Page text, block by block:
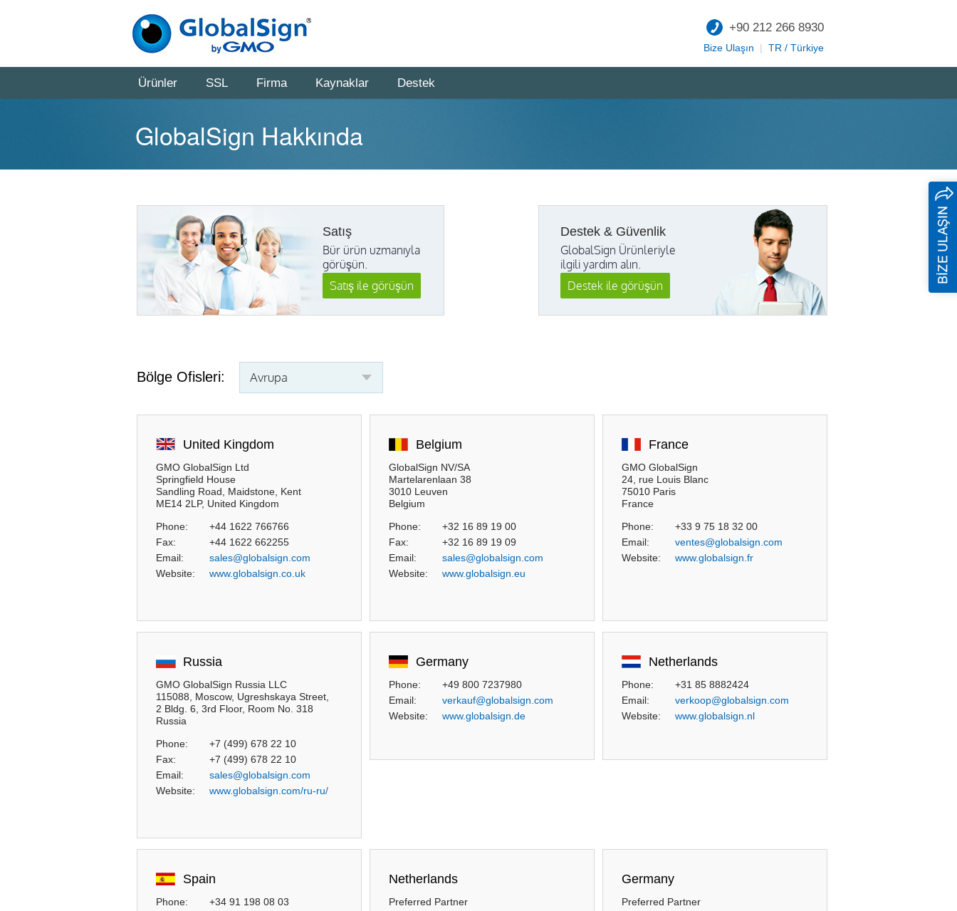
+90 212 266 8930
Bize Ulaşın | TR / Türkiye
Ürünler SSL Firma Kaynaklar Destek
GlobalSign Hakkında
Satış
Bür ürün uzmanıyla
görüşün.
Satış ile görüşün
Destek & Güvenlik
GlobalSign Ürünleriyle
ilgili yardım alın.
Destek ile görüşün
Bölge Ofisleri: Avrupa
United Kingdom
GMO GlobalSign Ltd
Springfield House
Sandling Road, Maidstone, Kent
ME14 2LP, United Kingdom
Phone:
+44 1622 766766
Fax:
+44 1622 662255
Email:
sales@globalsign.com
Website:
www.globalsign.co.uk
Belgium
GlobalSign NV/SA
Martelarenlaan 38
3010 Leuven
Belgium
Phone:
+32 16 89 19 00
Fax:
+32 16 89 19 09
Email:
sales@globalsign.com
Website:
www.globalsign.eu
France
GMO GlobalSign
24, rue Louis Blanc
75010 Paris
France
Phone:
+33 9 75 18 32 00
Email:
ventes@globalsign.com
Website:
www.globalsign.fr
Russia
GMO GlobalSign Russia LLC
115088, Moscow, Ugreshskaya Street,
2 Bldg. 6, 3rd Floor, Room No. 318
Russia
Phone:
+7 (499) 678 22 10
Fax:
+7 (499) 678 22 10
Email:
sales@globalsign.com
Website:
www.globalsign.com/ru-ru/
Germany
Phone:
+49 800 7237980
Email:
verkauf@globalsign.com
Website:
www.globalsign.de
Netherlands
Phone:
+31 85 8882424
Email:
verkoop@globalsign.com
Website:
www.globalsign.nl
Spain
Phone:
+34 91 198 08 03
Netherlands
Preferred Partner
Germany
Preferred Partner